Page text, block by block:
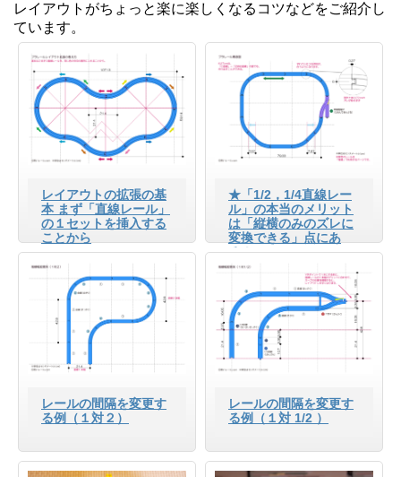
レイアウトがちょっと楽に楽しくなるコツなどをご紹介し
ています。
レイアウトの拡張の基
本 まず「直線レール」
の１セットを挿入する
ことから
★「1/2，1/4直線レー
ル」の本当のメリット
は「縦横のみのズレに
変換できる」点にあ
る！
レールの間隔を変更す
る例（１対２）
レールの間隔を変更す
る例（１対 1/2 ）